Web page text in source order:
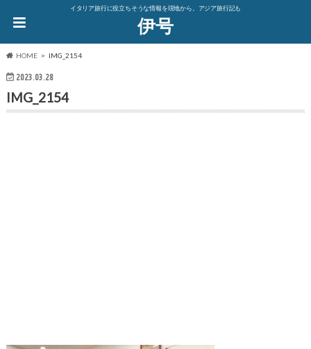
イタリア旅行に役立ちそうな情報を現地から。アジア旅行記も
伊号
HOME IMG_2154
2023.03.28
IMG_2154